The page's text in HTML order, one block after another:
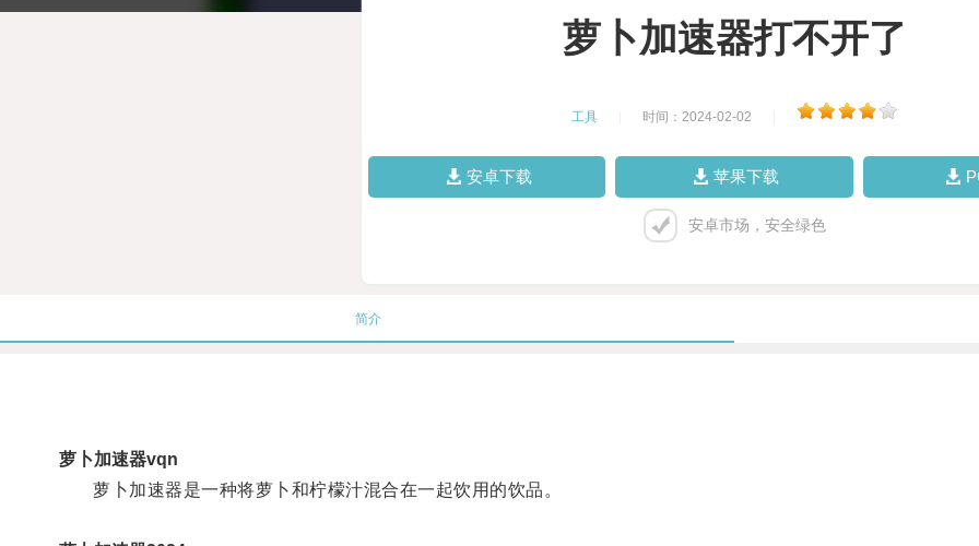
萝卜加速器打不开了
工具 时间：2024-02-02
安卓下载 苹果下载
安卓市场，安全绿色
简介
萝卜加速器vqn
萝卜加速器是一种将萝卜和柠檬汁混合在一起饮用的饮品。